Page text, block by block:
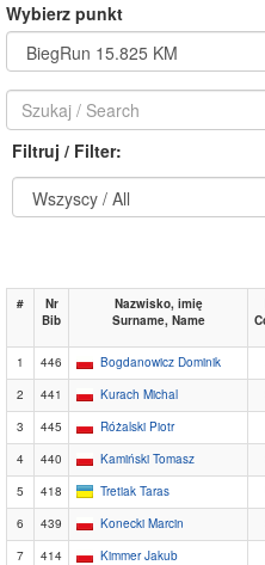
Wybierz punkt
Filtruj / Filter:
#
Nr
Bib
Nazwisko, imię
Surname, Name
1 446 Bogdanowicz Dominik
2
441 Kurach Michal
3
445 Różalski Piotr
4
440 Kamiński Tomasz
5
418 Tretiak Taras
6
439 Konecki Marcin
7
414 Kimmer Jakub